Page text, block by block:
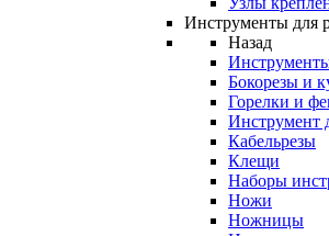
Инструменты для
Назад
Бокорезы и
Горелки и
Инструмент
Кабельрезы
Клещи
Наборы
Ножи
Ножницы